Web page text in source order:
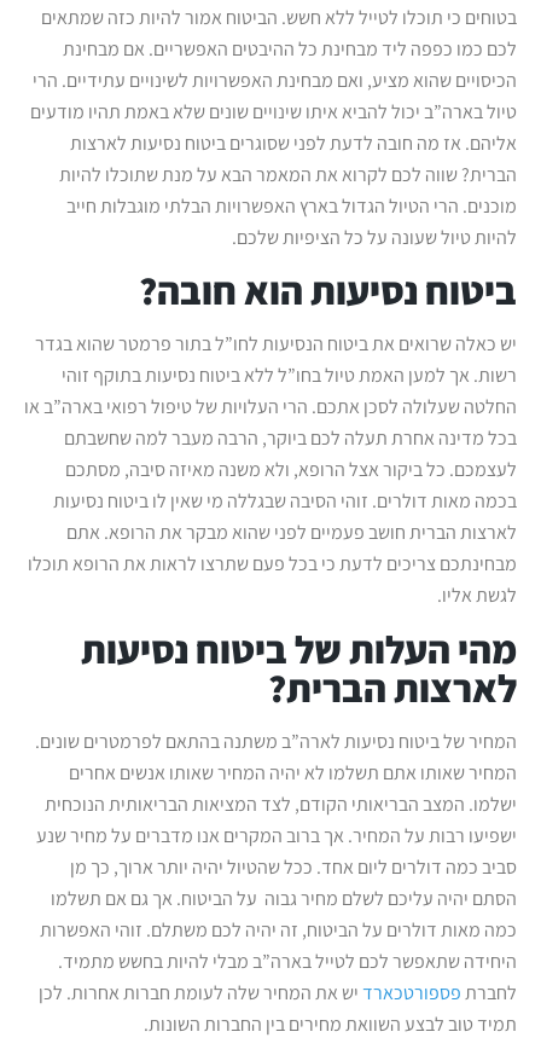
בטוחים כי תוכלו לטייל ללא חשש. הביטוח אמור להיות כזה שמתאים
לכם כמו כפפה ליד מבחינת כל ההיבטים האפשריים. אם מבחינת
הכיסויים שהוא מציע, ואם מבחינת האפשרויות לשינויים עתידיים. הרי
טיול בארה”ב יכול להביא איתו שינויים שונים שלא באמת תהיו מודעים
אליהם. אז מה חובה לדעת לפני שסוגרים ביטוח נסיעות לארצות
הברית? שווה לכם לקרוא את המאמר הבא על מנת שתוכלו להיות
מוכנים. הרי הטיול הגדול בארץ האפשרויות הבלתי מוגבלות חייב
להיות טיול שעונה על כל הציפיות שלכם.
ביטוח נסיעות הוא חובה?
יש כאלה שרואים את ביטוח הנסיעות לחו”ל בתור פרמטר שהוא בגדר
רשות. אך למען האמת טיול בחו”ל ללא ביטוח נסיעות בתוקף זוהי
החלטה שעלולה לסכן אתכם. הרי העלויות של טיפול רפואי בארה”ב או
בכל מדינה אחרת תעלה לכם ביוקר, הרבה מעבר למה שחשבתם
לעצמכם. כל ביקור אצל הרופא, ולא משנה מאיזה סיבה, מסתכם
בכמה מאות דולרים. זוהי הסיבה שבגללה מי שאין לו ביטוח נסיעות
לארצות הברית חושב פעמיים לפני שהוא מבקר את הרופא. אתם
מבחינתכם צריכים לדעת כי בכל פעם שתרצו לראות את הרופא תוכלו
לגשת אליו.
מהי העלות של ביטוח נסיעות
לארצות הברית?
המחיר של ביטוח נסיעות לארה”ב משתנה בהתאם לפרמטרים שונים.
המחיר שאותו אתם תשלמו לא יהיה המחיר שאותו אנשים אחרים
ישלמו. המצב הבריאותי הקודם, לצד המציאות הבריאותית הנוכחית
ישפיעו רבות על המחיר. אך ברוב המקרים אנו מדברים על מחיר שנע
סביב כמה דולרים ליום אחד. ככל שהטיול יהיה יותר ארוך, כך מן
הסתם יהיה עליכם לשלם מחיר גבוה על הביטוח. אך גם אם תשלמו
כמה מאות דולרים על הביטוח, זה יהיה לכם משתלם. זוהי האפשרות
היחידה שתאפשר לכם לטייל בארה”ב מבלי להיות בחשש מתמיד.
לחברתפספורטכארדיש את המחיר שלה לעומת חברות אחרות. לכן
תמיד טוב לבצע השוואת מחירים בין החברות השונות.